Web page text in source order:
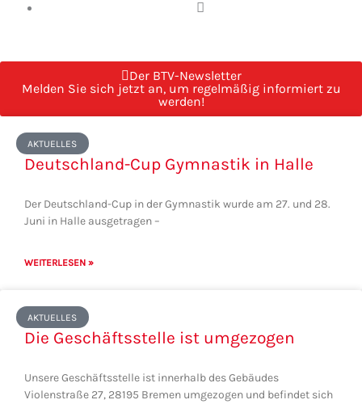
Der BTV-Newsletter
Melden Sie sich jetzt an, um regelmäßig informiert zu
werden!
AKTUELLES
Deutschland-Cup Gymnastik in Halle
Der Deutschland-Cup in der Gymnastik wurde am 27. und 28.
Juni in Halle ausgetragen –
WEITERLESEN »
AKTUELLES
Die Geschäftsstelle ist umgezogen
Unsere Geschäftsstelle ist innerhalb des Gebäudes
Violenstraße 27, 28195 Bremen umgezogen und befindet sich